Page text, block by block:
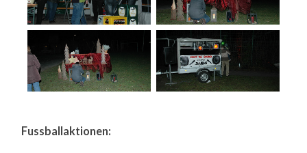
Fussballaktionen: